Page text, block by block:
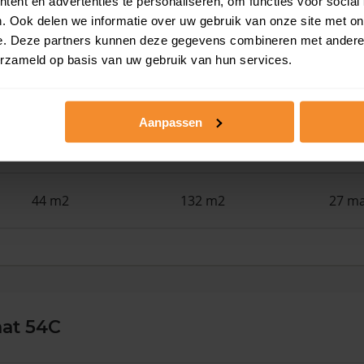
Ook delen we informatie over uw gebruik van onze site met
Deze partners kunnen deze gegevens combineren met
op basis van uw gebruik van hun services.
Aanpassen
48 m2 94 m2 15
44 m2 128 m2 27
44 m2 132 m2 27
54C